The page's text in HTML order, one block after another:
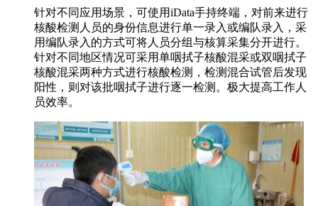
针对不同应用场景，可使用iData手持终端，对前来进行
核酸检测人员的身份信息进行单一录入或编队录入，采
用编队录入的方式可将人员分组与核算采集分开进行。
针对不同地区情况可采用单咽拭子核酸混采或双咽拭子
核酸混采两种方式进行核酸检测，检测混合试管后发现
阳性，则对该批咽拭子进行逐一检测。极大提高工作人
员效率。